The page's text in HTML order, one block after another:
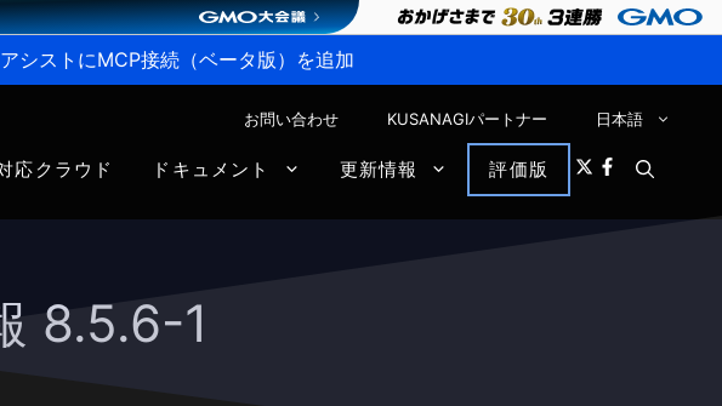
シストにMCP接続（ベータ版）を追加
お問い合わせ KUSANAGIパートナー 日本語
応クラウド ドキュメント 更新情報 評価版
8.5.6-1